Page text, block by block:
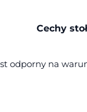
Cechy
odporny na